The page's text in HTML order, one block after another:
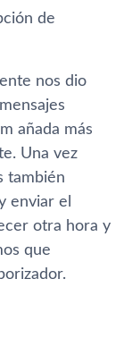
de
nos dio
añada más
Una vez
también
enviar el
otra hora y
que